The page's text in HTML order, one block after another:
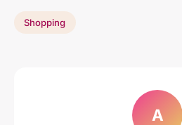
Shopping
A